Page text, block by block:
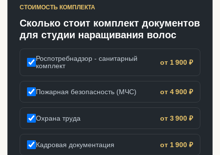
СТОИМОСТЬ КОМПЛЕКТА
Сколько стоит комплект документов
для студии наращивания волос
Роспотребнадзор - санитарный
комплект
от 1 900 ₽
Пожарная безопасность (МЧС) от 4 900 ₽
Охрана труда от 3 900 ₽
Кадровая документация от 1 900 ₽